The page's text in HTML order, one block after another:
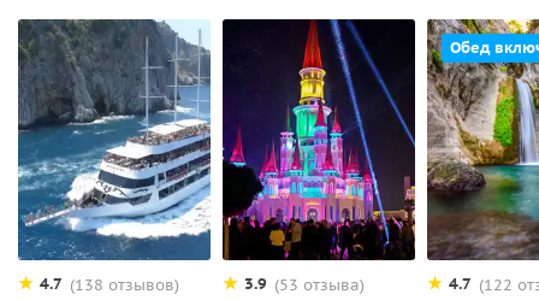
4.7 (138 отзывов) 3.9 (53 отзыва)
Обед
4.7 (122